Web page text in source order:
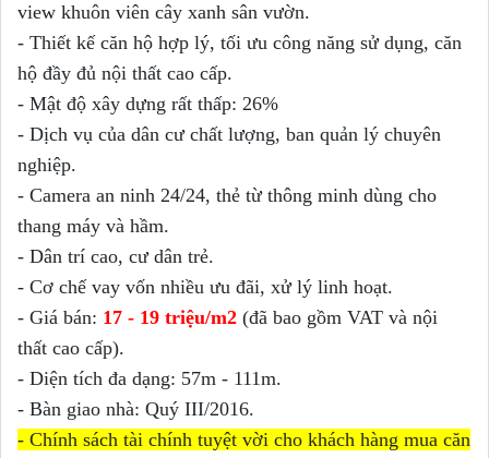
view khuôn viên cây xanh sân vườn.
- Thiết kế căn hộ hợp lý, tối ưu công năng sử dụng, căn
hộ đầy đủ nội thất cao cấp.
- Mật độ xây dựng rất thấp: 26%
- Dịch vụ của dân cư chất lượng, ban quản lý chuyên
nghiệp.
- Camera an ninh 24/24, thẻ từ thông minh dùng cho
thang máy và hầm.
- Dân trí cao, cư dân trẻ.
- Cơ chế vay vốn nhiều ưu đãi, xử lý linh hoạt.
- Giá bán: 17 - 19 triệu/m2 (đã bao gồm VAT và nội
thất cao cấp).
- Diện tích đa dạng: 57m - 111m.
- Bàn giao nhà: Quý III/2016.
- Chính sách tài chính tuyệt vời cho khách hàng mua căn